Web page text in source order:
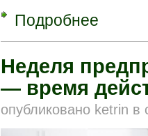
Подробнее
Неделя
— время
опубликовано ketrin в